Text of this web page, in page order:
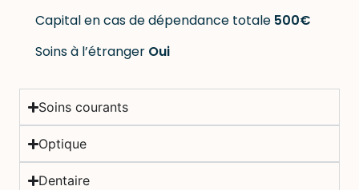
Capital en cas de dépendance totale 500€
Soins à l’étranger Oui
Soins courants
Optique
Dentaire